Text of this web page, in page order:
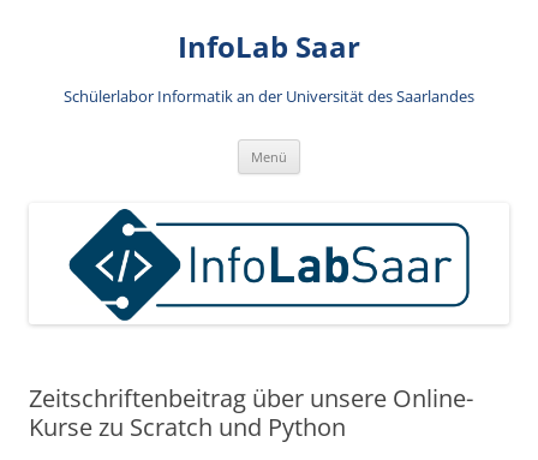
InfoLab Saar
Schülerlabor Informatik an der Universität des Saarlandes
Menü
Zeitschriftenbeitrag über unsere Online-
Kurse zu Scratch und Python